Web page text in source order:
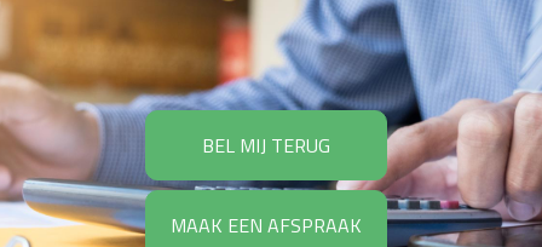
BEL MIJ TERUG
MAAK EEN AFSPRAAK